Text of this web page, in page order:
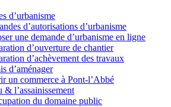
d’urbanisme
d’autorisations d’urbanisme
une demande d’urbanisme en ligne
d’ouverture de chantier
d’achèvement des travaux
d’aménager
un commerce à Pont-l’Abbé
& l’assainissement
du domaine public